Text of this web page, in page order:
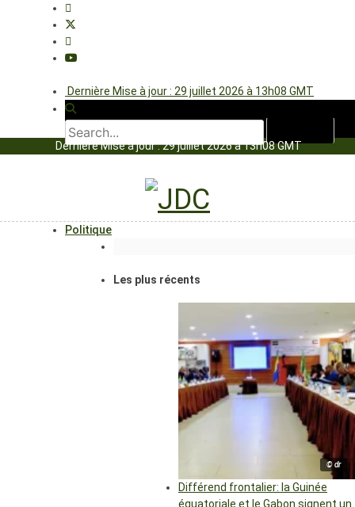
Dernière Mise à jour : 29 juillet 2026 à 13h08 GMT
Dernière Mise à jour : 29 juillet 2026 à 13h08 GMT
Politique
Les plus récents
© dr
Différend frontalier: la Guinée
équatoriale et le Gabon signent un